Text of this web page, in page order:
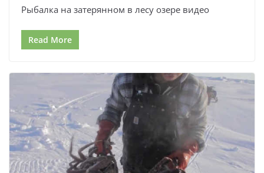
Рыбалка на затерянном в лесу озере видео
Read More